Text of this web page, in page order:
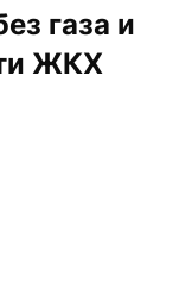
газа и
ЖКХ